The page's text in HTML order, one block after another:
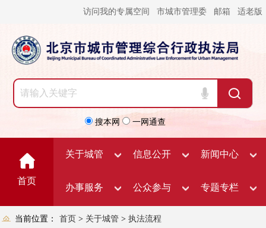
访问我的专属空间 市城市管理委 邮箱 适老版
搜本网 一网通查
首页
关于城管 信息公开 新闻中心
办事服务 公众参与 专题专栏
当前位置： 首页 > 关于城管 > 执法流程